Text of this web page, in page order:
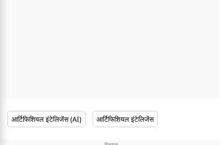
आर्टिफिशियल इंटेलिजेंस (AI) आर्टिफिशियल इंटेलिजेंस